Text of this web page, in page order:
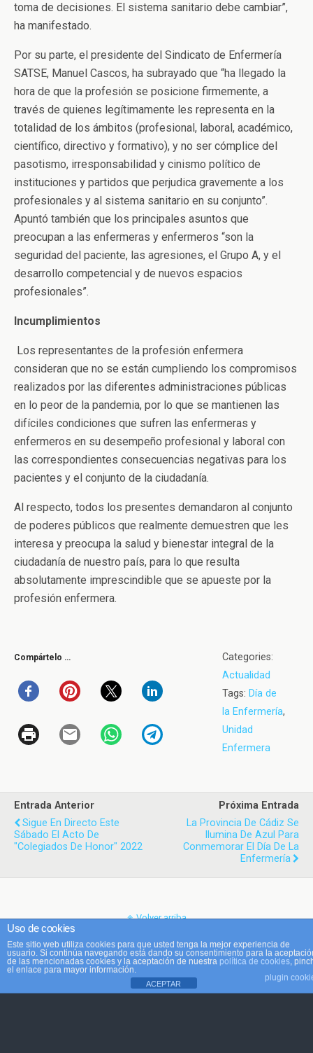
toma de decisiones. El sistema sanitario debe cambiar”,
ha manifestado.
Por su parte, el presidente del Sindicato de Enfermería
SATSE, Manuel Cascos, ha subrayado que “ha llegado la
hora de que la profesión se posicione firmemente, a
través de quienes legítimamente les representa en la
totalidad de los ámbitos (profesional, laboral, académico,
científico, directivo y formativo), y no ser cómplice del
pasotismo, irresponsabilidad y cinismo político de
instituciones y partidos que perjudica gravemente a los
profesionales y al sistema sanitario en su conjunto”.
Apuntó también que los principales asuntos que
preocupan a las enfermeras y enfermeros “son la
seguridad del paciente, las agresiones, el Grupo A, y el
desarrollo competencial y de nuevos espacios
profesionales”.
Incumplimientos
Los representantes de la profesión enfermera
consideran que no se están cumpliendo los compromisos
realizados por las diferentes administraciones públicas
en lo peor de la pandemia, por lo que se mantienen las
difíciles condiciones que sufren las enfermeras y
enfermeros en su desempeño profesional y laboral con
las correspondientes consecuencias negativas para los
pacientes y el conjunto de la ciudadanía.
Al respecto, todos los presentes demandaron al conjunto
de poderes públicos que realmente demuestren que les
interesa y preocupa la salud y bienestar integral de la
ciudadanía de nuestro país, para lo que resulta
absolutamente imprescindible que se apueste por la
profesión enfermera.
Compártelo …
Categories:
Actualidad
Tags: Día de
la Enfermería,
Unidad
Enfermera
Entrada Anterior
Sigue En Directo Este
Sábado El Acto De
"Colegiados De Honor" 2022
Próxima Entrada
La Provincia De Cádiz Se
Ilumina De Azul Para
Conmemorar El Día De La
Enfermería
Volver arriba
Móvil Escritorio
Uso de cookies
Este sitio web utiliza cookies para que usted tenga la mejor experiencia de
usuario. Si continúa navegando está dando su consentimiento para la
de las mencionadas cookies y la aceptación de nuestra política de cookies,
el enlace para mayor información.
plugin
ACEPTAR